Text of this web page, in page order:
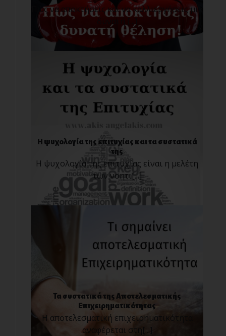
Πώς να αποκτήσεις και να καλλιεργήσεις μια
Η ψυχολογία της επιτυχίας και τα συστατικά
της
Η ψυχολογία της επιτυχίας είναι η μελέτη
των νοητι[...]
Τα συστατικά της Αποτελεσματικής
Επιχειρηματικότητας
Η αποτελεσματική επιχειρηματικότητα
αναφέρεται στη[...]